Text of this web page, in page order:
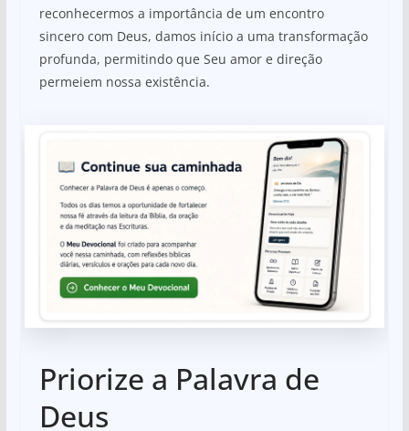
reconhecermos a importância de um encontro
sincero com Deus, damos início a uma transformação
profunda, permitindo que Seu amor e direção
permeiem nossa existência.
Priorize a Palavra de
Deus